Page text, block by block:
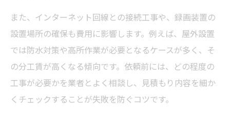
また、インターネット回線との接続工事や、録画装置の
設置場所の確保も費用に影響します。例えば、屋外設置
では防水対策や高所作業が必要となるケースが多く、そ
の分工賃が高くなる傾向です。依頼前には、どの程度の
工事が必要かを業者とよく相談し、見積もり内容を細か
くチェックすることが失敗を防ぐコツです。